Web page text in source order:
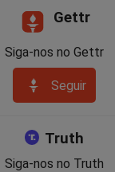
Gettr
Siga-nos no Gettr
Seguir
Truth
Siga-nos no Truth